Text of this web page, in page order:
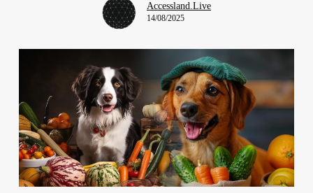
Accessland.Live
14/08/2025